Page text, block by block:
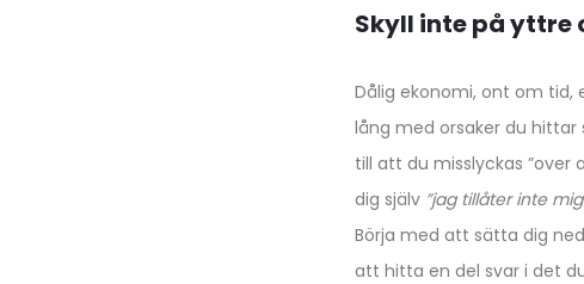
Skyll inte på yttre
Dålig ekonomi, ont om tid,
lång med orsaker du
till att du misslyckas
dig själv ”jag tillåter inte
Börja med att sätta dig
att hitta en del svar i det